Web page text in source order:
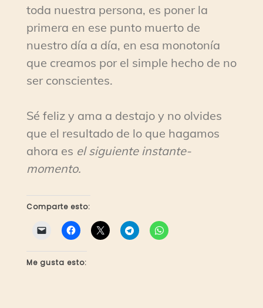
toda nuestra persona, es poner la
primera en ese punto muerto de
nuestro día a día, en esa monotonía
que creamos por el simple hecho de no
ser conscientes.
Sé feliz y ama a destajo y no olvides
que el resultado de lo que hagamos
ahora es el siguiente instante-
momento.
Comparte esto:
Me gusta esto: